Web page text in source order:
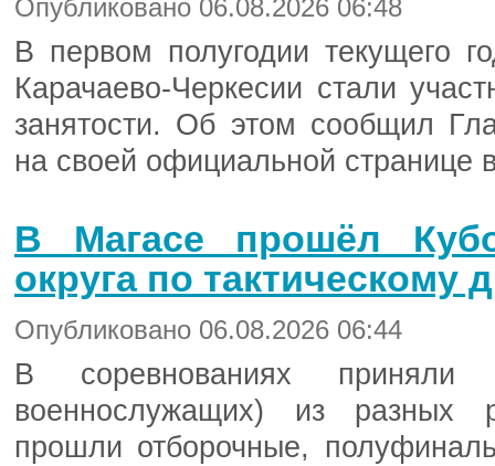
Опубликовано 06.08.2026 06:48
В первом полугодии текущего
Карачаево-Черкесии стали
занятости. Об этом сообщил
на своей официальной
В Магасе прошёл
округа по тактическому
Опубликовано 06.08.2026 06:44
В соревнованиях
военнослужащих) из разных
прошли отборочные,